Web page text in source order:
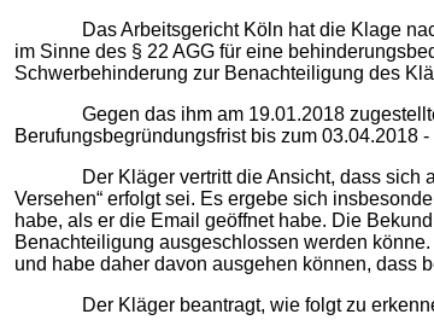
Das Arbeitsgericht Köln hat die Klage nach
im Sinne des § 22 AGG für eine
Schwerbehinderung zur Benachteiligung des
Gegen das ihm am 19.01.2018 zugestellte
Berufungsbegründungsfrist bis zum 03.04.2018
Der Kläger vertritt die Ansicht, dass sich aus
Versehen“ erfolgt sei. Es ergebe sich
habe, als er die Email geöffnet habe. Die
Benachteiligung ausgeschlossen werden
und habe daher davon ausgehen können, dass
Der Kläger beantragt, wie folgt zu